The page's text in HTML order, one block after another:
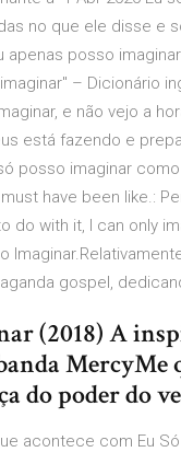
no que ele disse e
apenas posso
– Dicionário
e não vejo a
está fazendo e
posso imaginar
have been like.:
do with it, I can only
gospel,
(2018) A
do poder do
acontece com Eu